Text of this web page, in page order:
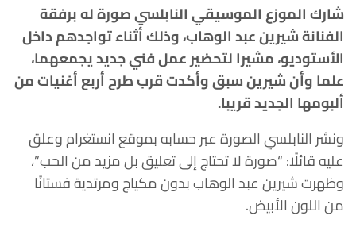
شارك الموزع الموسيقي النابلسي صورة له برفقة
الفنانة شيرين عبد الوهاب، وذلك أثناء تواجدهم داخل
الأستوديو، مشيرا لتحضير عمل فني جديد يجمعهما،
علما وأن شيرين سبق وأكدت قرب طرح أربع أغنيات من
ألبومها الجديد قريبا.
ونشر النابلسي الصورة عبر حسابه بموقع انستغرام وعلق
عليه قائلًا: “صورة لا تحتاج إلى تعليق بل مزيد من الحب”،
وظهرت شيرين عبد الوهاب بدون مكياج ومرتدية فستانًا
من اللون الأبيض.